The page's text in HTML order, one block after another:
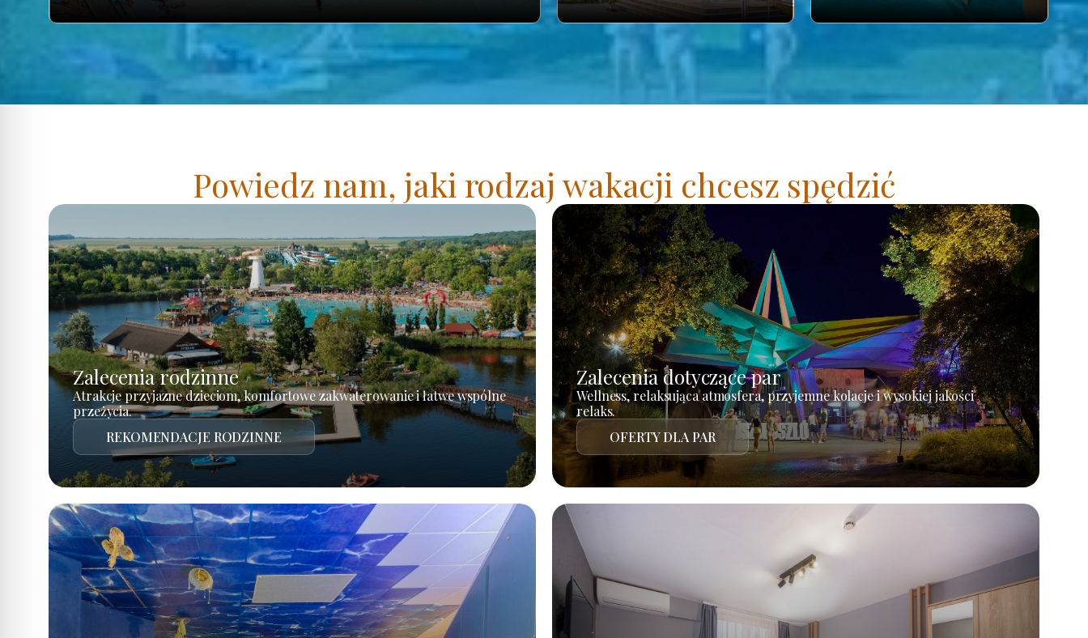
Powiedz nam, jaki rodzaj wakacji chcesz spędzić
Zalecenia rodzinne
Atrakcje przyjazne dzieciom, komfortowe zakwaterowanie i łatwe wspólne
przeżycia.
REKOMENDACJE RODZINNE
Zalecenia dotyczące par
Wellness, relaksująca atmosfera, przyjemne kolacje i wysokiej jakości
relaks.
OFERTY DLA PAR